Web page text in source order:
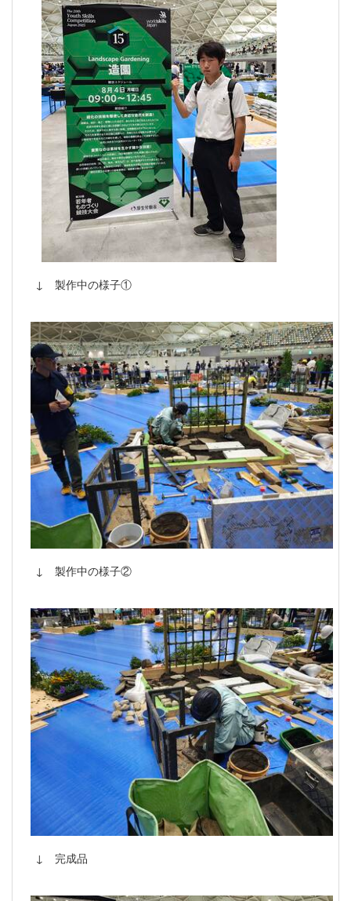
↓ 製作中の様子①
↓ 製作中の様子②
↓ 完成品